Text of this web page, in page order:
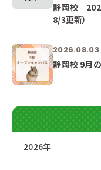
静岡校
8/3更新）
2026.08.03
静岡校 9月の
2026年